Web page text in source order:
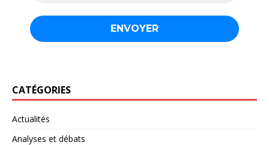
CATÉGORIES
Actualités
Analyses et débats